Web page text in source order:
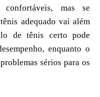
mas se
adequado vai além
de tênis certo pode
enquanto o
sérios para os